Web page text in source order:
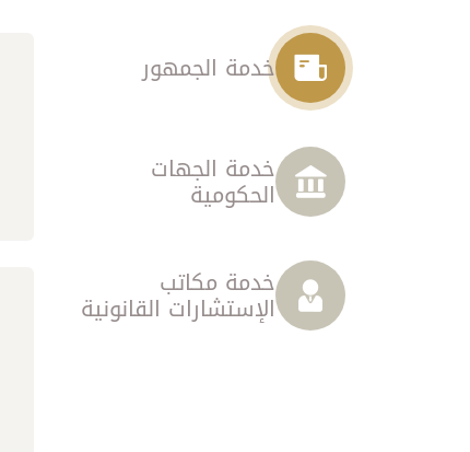
خدمة الجمهور
خدمة الجهات
الحكومية
خدمة مكاتب
الإستشارات القانونية